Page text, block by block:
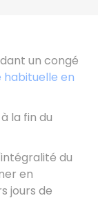
un congé
en
la fin du
du
en
jours de